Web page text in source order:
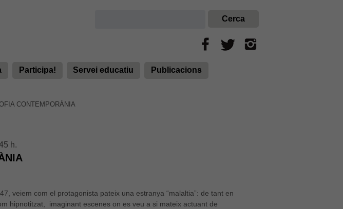
Participa! Servei educatiu Publicacions
CONTEMPORÀNIA
h.
veiem com el protagonista pateix una estranya “malaltia”: de tant en
hipnotitzat, imaginant escenes on es veu a si mateix actuant de